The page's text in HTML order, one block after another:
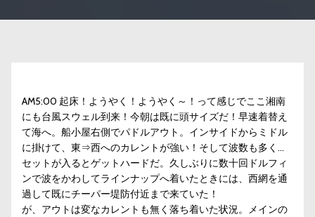
AM5:00 起床！ようやく！ようやく～！って感じでここ湘南
にも台風スウェル到来！今朝は既に頭サイズだ！早速着替え
て海へ。船小屋右側でパドルアウト。インサイドからミドル
に掛けて、東⇒西へのカレントが強い！そして波数も多く…
セットが入るとゲットハードだ。久しぶりに数十回ドルフィ
ンで波をかわしてラインナップへ着いたときには、西網を通
過して既にチーパー堤防付近まで来ていた！
が、アウトは変なカレントも無く落ち着いた状況。メインの